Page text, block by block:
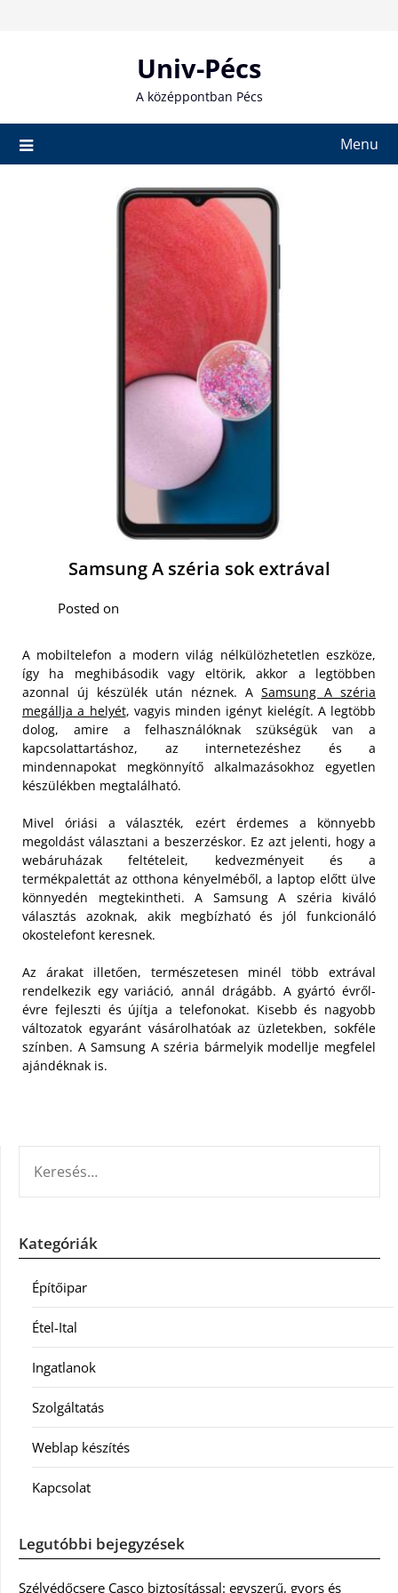
Univ-Pécs
A középpontban Pécs
Menu
Samsung A széria sok extrával
Posted on
A mobiltelefon a modern világ nélkülözhetetlen eszköze,
így ha meghibásodik vagy eltörik, akkor a legtöbben
azonnal új készülék után néznek. A Samsung A széria
megállja a helyét, vagyis minden igényt kielégít. A legtöbb
dolog, amire a felhasználóknak szükségük van a
kapcsolattartáshoz, az internetezéshez és a
mindennapokat megkönnyítő alkalmazásokhoz egyetlen
készülékben megtalálható.
Mivel óriási a választék, ezért érdemes a könnyebb
megoldást választani a beszerzéskor. Ez azt jelenti, hogy a
webáruházak feltételeit, kedvezményeit és a
termékpalettát az otthona kényelméből, a laptop előtt ülve
könnyedén megtekintheti. A Samsung A széria kiváló
választás azoknak, akik megbízható és jól funkcionáló
okostelefont keresnek.
Az árakat illetően, természetesen minél több extrával
rendelkezik egy variáció, annál drágább. A gyártó évről-
évre fejleszti és újítja a telefonokat. Kisebb és nagyobb
változatok egyaránt vásárolhatóak az üzletekben, sokféle
színben. A Samsung A széria bármelyik modellje megfelel
ajándéknak is.
Kategóriák
Építőipar
Étel-Ital
Ingatlanok
Szolgáltatás
Weblap készítés
Kapcsolat
Legutóbbi bejegyzések
Szélvédőcsere Casco biztosítással: egyszerű, gyors és